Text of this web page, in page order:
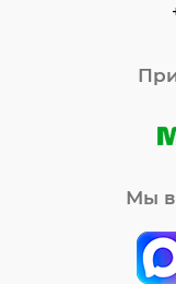
Мы в